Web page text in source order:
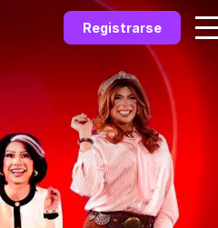
Registrarse